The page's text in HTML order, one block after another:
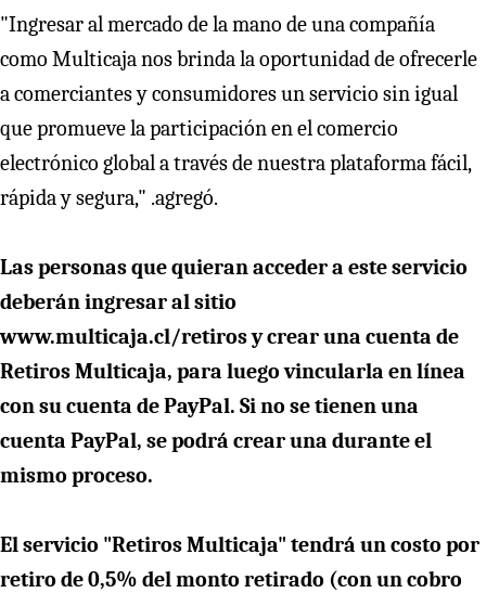
"Ingresar al mercado de la mano de una compañía
como Multicaja nos brinda la oportunidad de ofrecerle
a comerciantes y consumidores un servicio sin igual
que promueve la participación en el comercio
electrónico global a través de nuestra plataforma fácil,
rápida y segura," .agregó.
Las personas que quieran acceder a este servicio
deberán ingresar al sitio
www.multicaja.cl/retiros y crear una cuenta de
Retiros Multicaja, para luego vincularla en línea
con su cuenta de PayPal. Si no se tienen una
cuenta PayPal, se podrá crear una durante el
mismo proceso.
El servicio "Retiros Multicaja" tendrá un costo por
retiro de 0,5% del monto retirado (con un cobro